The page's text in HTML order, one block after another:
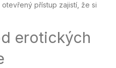
přístup zajistí, že si
erotických